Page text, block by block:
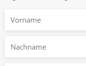
Nachname